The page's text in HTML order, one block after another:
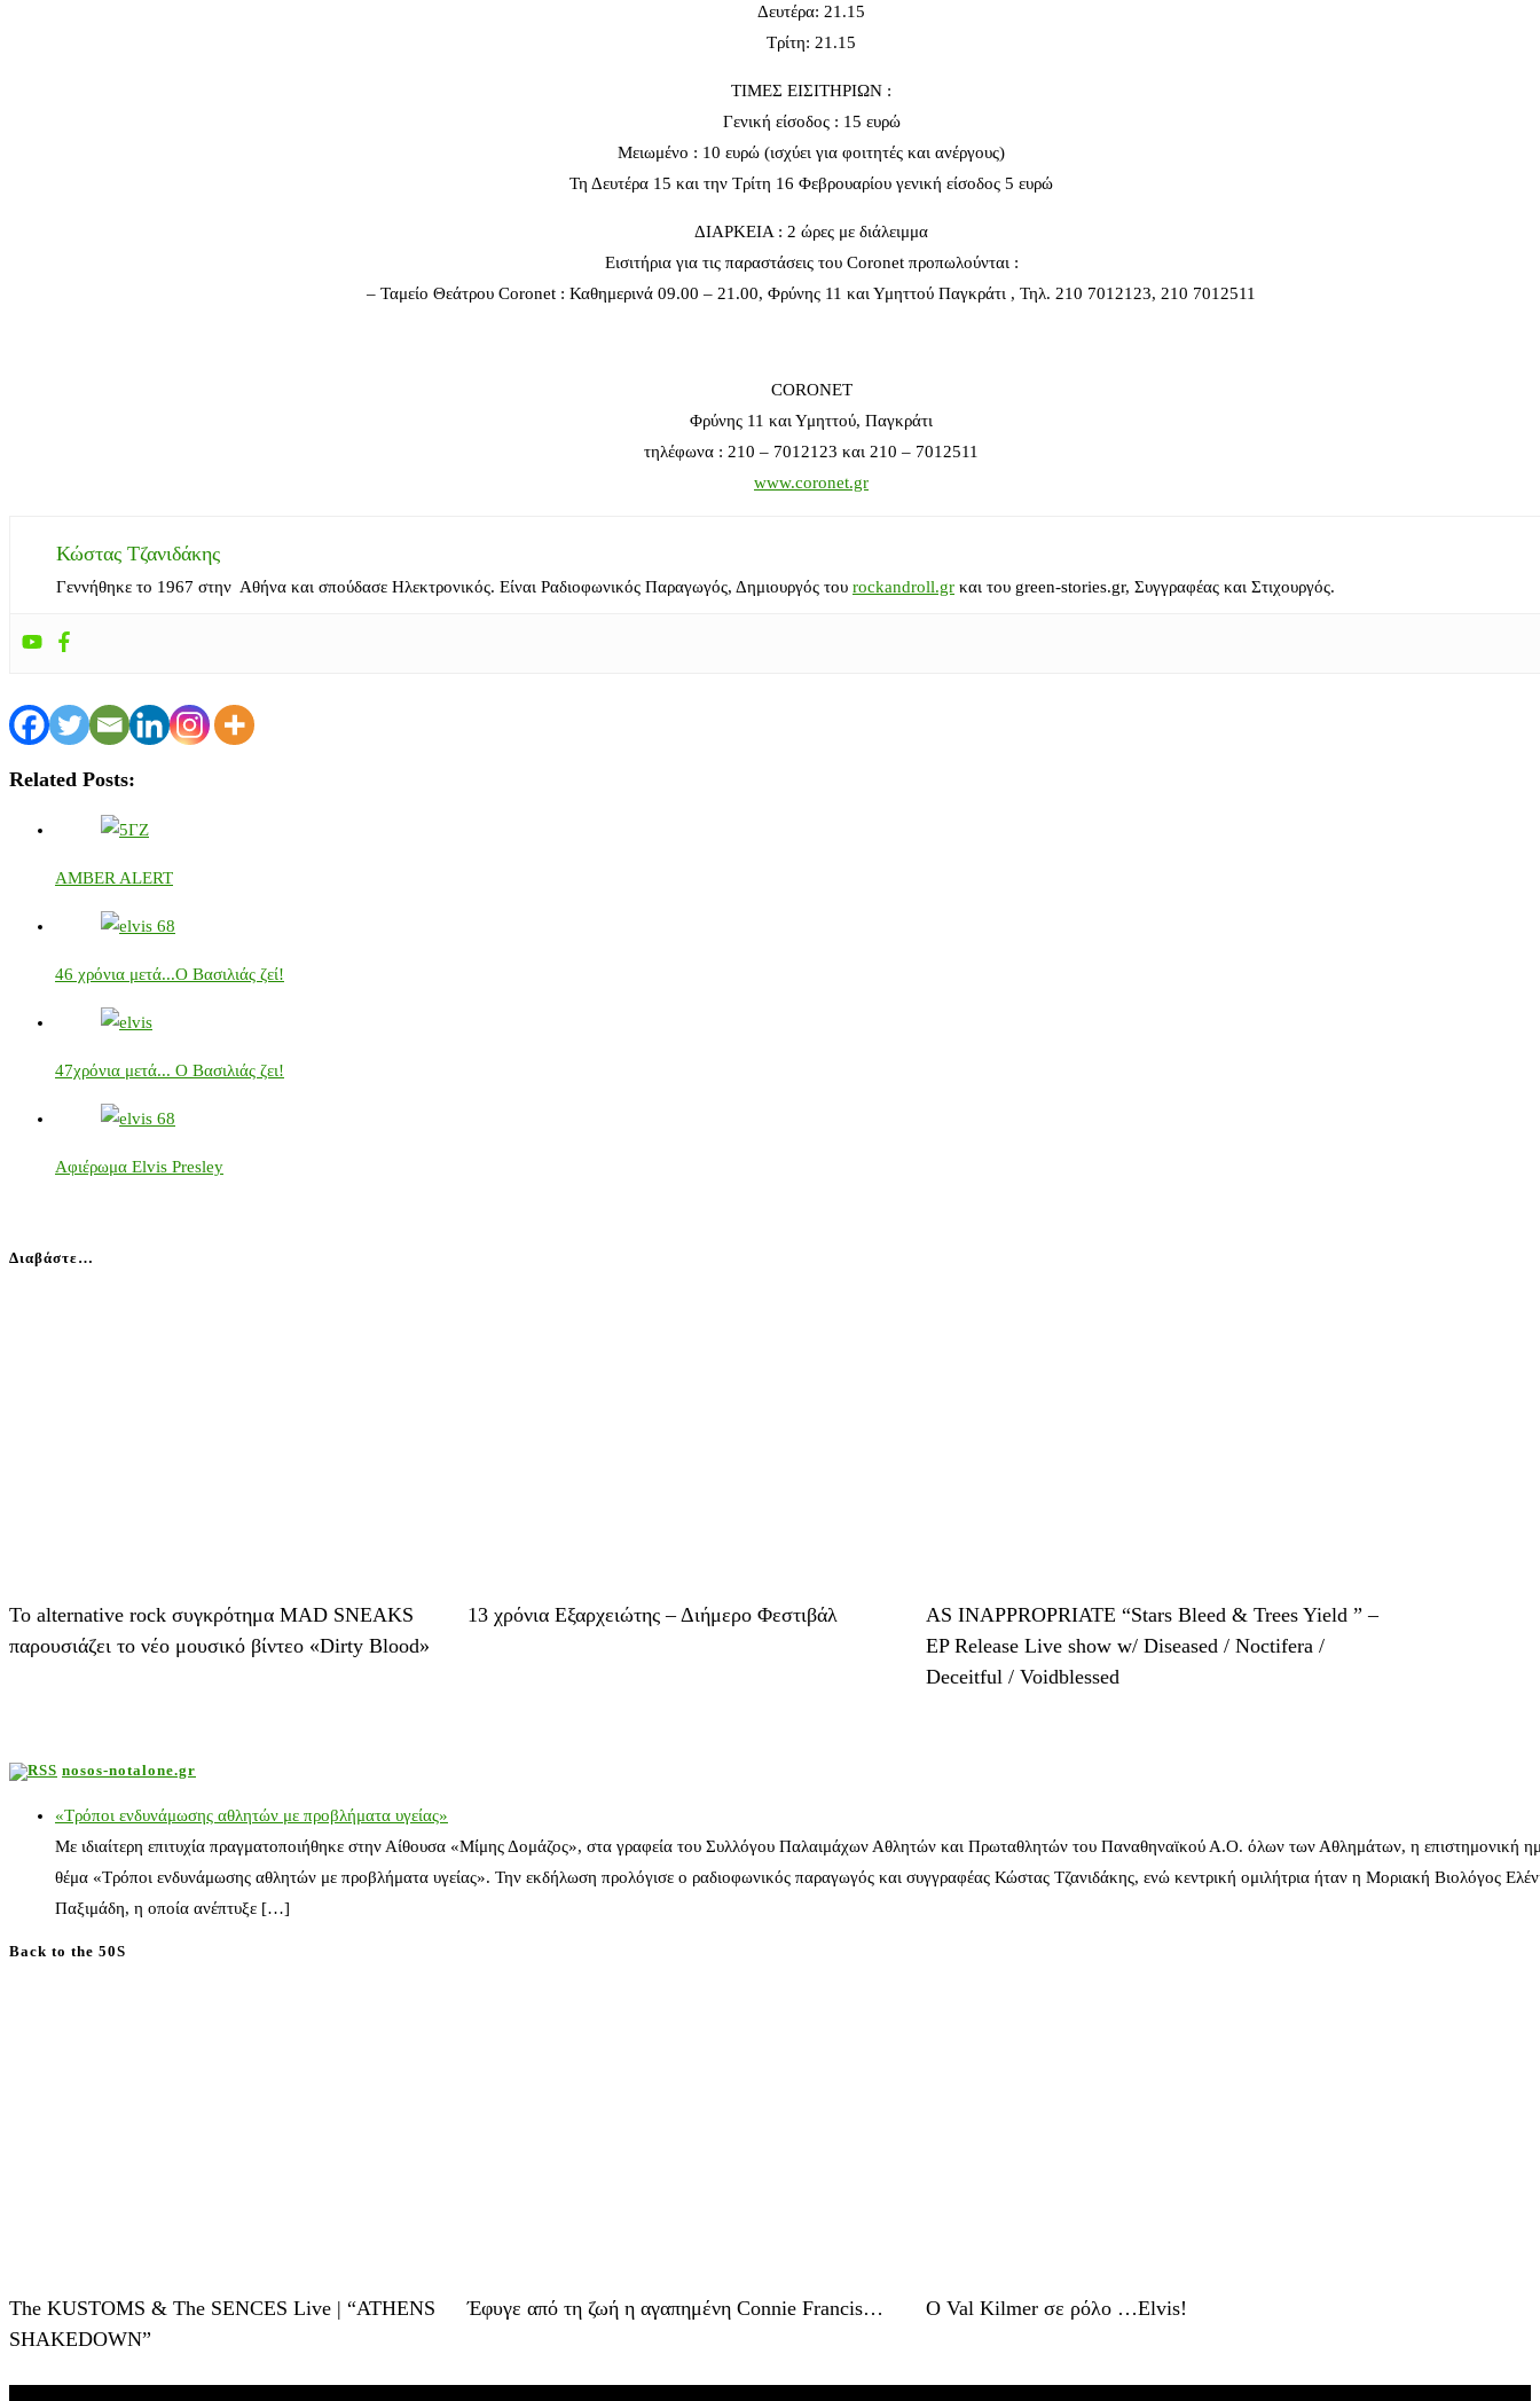
Δευτέρα: 21.15
Τρίτη: 21.15
ΤΙΜΕΣ ΕΙΣΙΤΗΡΙΩΝ :
Γενική είσοδος : 15 ευρώ
Μειωμένο : 10 ευρώ (ισχύει για φοιτητές και ανέργους)
Τη Δευτέρα 15 και την Τρίτη 16 Φεβρουαρίου γενική είσοδος 5 ευρώ
ΔΙΑΡΚΕΙΑ : 2 ώρες με διάλειμμα
Εισιτήρια για τις παραστάσεις του Coronet προπωλούνται :
– Ταμείο Θεάτρου Coronet : Καθημερινά 09.00 – 21.00, Φρύνης 11 και Υμηττού Παγκράτι , Τηλ. 210 7012123, 210 7012511
CORONET
Φρύνης 11 και Υμηττού, Παγκράτι
τηλέφωνα : 210 – 7012123 και 210 – 7012511
www.coronet.gr
Κώστας Τζανιδάκης
Γεννήθηκε το 1967 στην Αθήνα και σπούδασε Ηλεκτρονικός. Είναι Ραδιοφωνικός Παραγωγός, Δημιουργός του rockandroll.gr και του green-stories.gr, Συγγραφέας και Στιχουργός.
Related Posts:
AMBER ALERT
46 χρόνια μετά...Ο Βασιλιάς ζεί!
47χρόνια μετά... Ο Βασιλιάς ζει!
Αφιέρωμα Elvis Presley
Διαβάστε…
Το alternative rock συγκρότημα MAD SNEAKS
παρουσιάζει το νέο μουσικό βίντεο «Dirty Blood»
13 χρόνια Εξαρχειώτης – Διήμερο Φεστιβάλ
AS INAPPROPRIATE “Stars Bleed & Trees Yield ” –
EP Release Live show w/ Diseased / Noctifera /
Deceitful / Voidblessed
nosos-notalone.gr
«Τρόποι ενδυνάμωσης αθλητών με προβλήματα υγείας»
Με ιδιαίτερη επιτυχία πραγματοποιήθηκε στην Αίθουσα «Μίμης Δομάζος», στα γραφεία του Συλλόγου Παλαιμάχων Αθλητών και Πρωταθλητών του Παναθηναϊκού Α.Ο. όλων των Αθλημάτων, η επιστημονική
θέμα «Τρόποι ενδυνάμωσης αθλητών με προβλήματα υγείας». Την εκδήλωση προλόγισε ο ραδιοφωνικός παραγωγός και συγγραφέας Κώστας Τζανιδάκης, ενώ κεντρική ομιλήτρια ήταν η Μοριακή Βιολόγος
Παξιμάδη, η οποία ανέπτυξε […]
Back to the 50S
The KUSTOMS & The SENCES Live | “ATHENS
SHAKEDOWN”
Έφυγε από τη ζωή η αγαπημένη Connie Francis… Ο Val Kilmer σε ρόλο …Elvis!